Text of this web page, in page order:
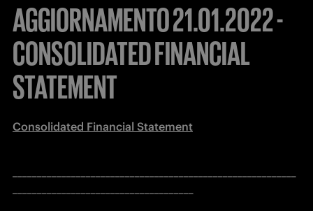
AGGIORNAMENTO 21.01.2022 -
CONSOLIDATED FINANCIAL
STATEMENT
Consolidated Financial Statement